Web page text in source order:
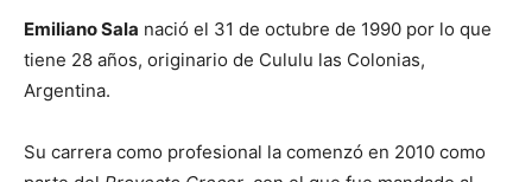
Emiliano Sala nació el 31 de octubre de 1990 por lo que
tiene 28 años, originario de Cululu las Colonias,
Argentina.
Su carrera como profesional la comenzó en 2010 como